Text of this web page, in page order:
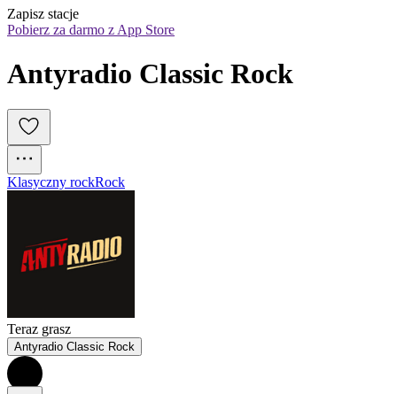
Zapisz stacje
Pobierz za darmo z App Store
Antyradio Classic Rock
Klasyczny rockRock
Teraz grasz
Antyradio Classic Rock